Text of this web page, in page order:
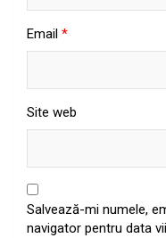
Email *
Site web
Salvează-mi numele,
navigator pentru data